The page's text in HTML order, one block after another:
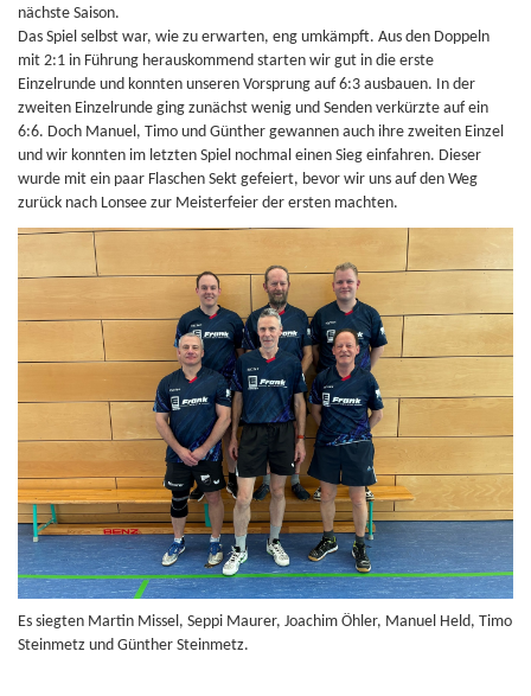
nächste Saison.
Das Spiel selbst war, wie zu erwarten, eng umkämpft. Aus den Doppeln
mit 2:1 in Führung herauskommend starten wir gut in die erste
Einzelrunde und konnten unseren Vorsprung auf 6:3 ausbauen. In der
zweiten Einzelrunde ging zunächst wenig und Senden verkürzte auf ein
6:6. Doch Manuel, Timo und Günther gewannen auch ihre zweiten Einzel
und wir konnten im letzten Spiel nochmal einen Sieg einfahren. Dieser
wurde mit ein paar Flaschen Sekt gefeiert, bevor wir uns auf den Weg
zurück nach Lonsee zur Meisterfeier der ersten machten.
Es siegten Martin Missel, Seppi Maurer, Joachim Öhler, Manuel Held, Timo
Steinmetz und Günther Steinmetz.